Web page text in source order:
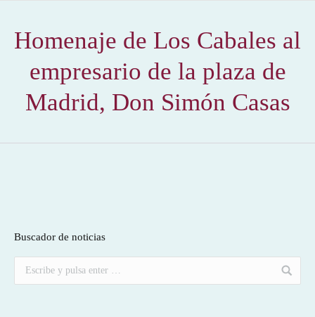
Homenaje de Los Cabales al
empresario de la plaza de
Madrid, Don Simón Casas
Buscador de noticias